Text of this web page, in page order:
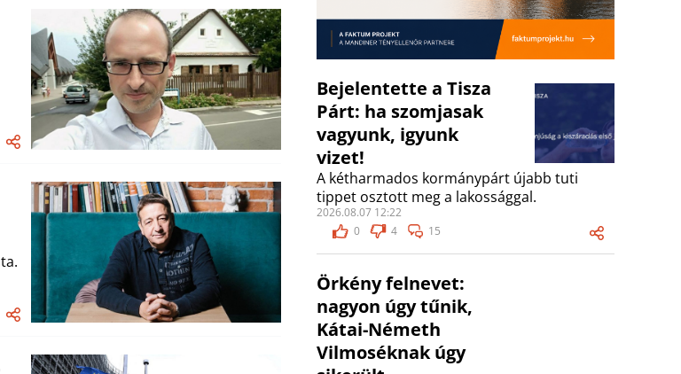
Bejelentette a Tisza
Párt: ha szomjasak
vagyunk, igyunk
vizet!
A kétharmados kormánypárt újabb tuti
tippet osztott meg a lakossággal.
2026.08.07 12:22
0
4 15
Örkény felnevet:
nagyon úgy tűnik,
Kátai-Németh
Vilmoséknak úgy